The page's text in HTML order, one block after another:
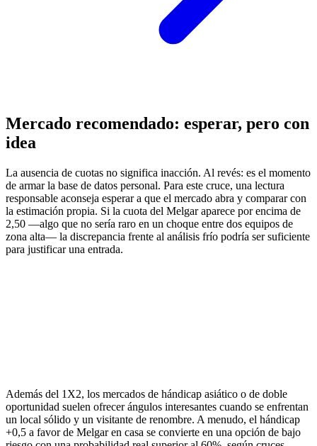
Mercado recomendado: esperar, pero con
idea
La ausencia de cuotas no significa inacción. Al revés: es el momento
de armar la base de datos personal. Para este cruce, una lectura
responsable aconseja esperar a que el mercado abra y comparar con
la estimación propia. Si la cuota del Melgar aparece por encima de
2,50 —algo que no sería raro en un choque entre dos equipos de
zona alta— la discrepancia frente al análisis frío podría ser suficiente
para justificar una entrada.
Además del 1X2, los mercados de hándicap asiático o de doble
oportunidad suelen ofrecer ángulos interesantes cuando se enfrentan
un local sólido y un visitante de renombre. A menudo, el hándicap
+0,5 a favor de Melgar en casa se convierte en una opción de bajo